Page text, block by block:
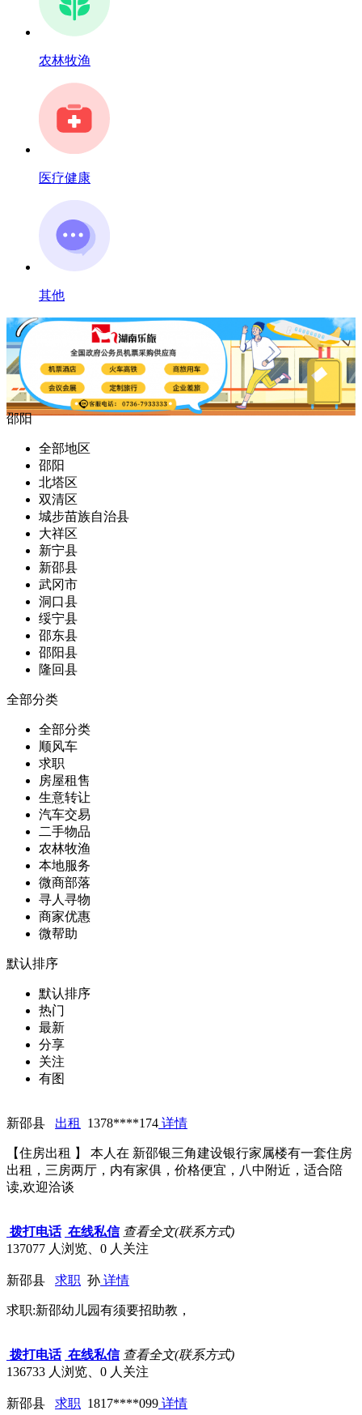
农林牧渔
医疗健康
其他
邵阳
全部地区
邵阳
北塔区
双清区
城步苗族自治县
大祥区
新宁县
新邵县
武冈市
洞口县
绥宁县
邵东县
邵阳县
隆回县
全部分类
全部分类
顺风车
求职
房屋租售
生意转让
汽车交易
二手物品
农林牧渔
本地服务
微商部落
寻人寻物
商家优惠
微帮助
默认排序
默认排序
热门
最新
分享
关注
有图
新邵县 出租 1378****174 详情
【住房出租 】 本人在 新邵银三角建设银行家属楼有一套住房
出租，三房两厅，内有家俱，价格便宜，八中附近，适合陪
读,欢迎洽谈
拨打电话 在线私信 查看全文(联系方式)
137077 人浏览、0 人关注
新邵县 求职 孙 详情
求职:新邵幼儿园有须要招助教，
拨打电话 在线私信 查看全文(联系方式)
136733 人浏览、0 人关注
新邵县 求职 1817****099 详情